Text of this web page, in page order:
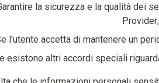
la sicurezza e la qualità dei
Provider;
l'utente accetta di mantenere un
esistono altri accordi speciali